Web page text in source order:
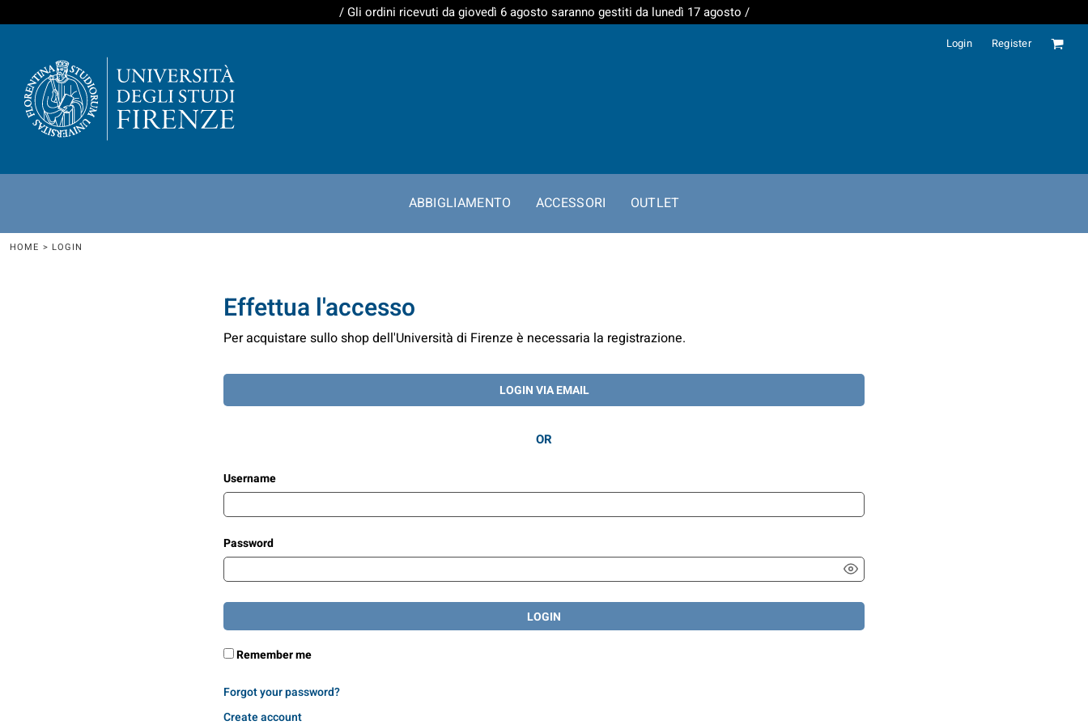
/ Gli ordini ricevuti da giovedì 6 agosto saranno gestiti da lunedì 17 agosto /
Login Register
ABBIGLIAMENTO ACCESSORI OUTLET
HOME > LOGIN
Effettua l'accesso
Per acquistare sullo shop dell'Università di Firenze è necessaria la registrazione.
LOGIN VIA EMAIL
OR
Username
Password
LOGIN
Remember me
Forgot your password?
Create account
Accessori
OUTLET
Register